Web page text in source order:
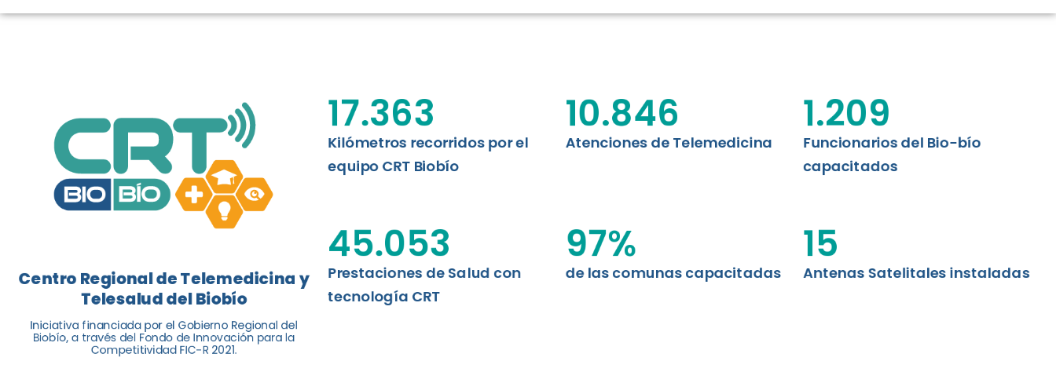
ABORDAJE CLÍNICO EN
I+D+I+E
MDPA
balance de tres años acercando la salud digital a los habitantes...
Leer más
Centro Regional de Telemedicina y
Telesalud del Biobío
Iniciativa financiada por el Gobierno Regional del
Biobío, a través del Fondo de Innovación para la
Competitividad FIC-R 2021.
Kilómetros recorridos por el
equipo CRT Biobío
17.363
Atenciones de Telemedicina
10.846
Funcionarios del Bio-bío
capacitados
1.209
Prestaciones de Salud con
tecnología CRT
45.053
de las comunas capacitadas
97%
Antenas Satelitales instaladas
15